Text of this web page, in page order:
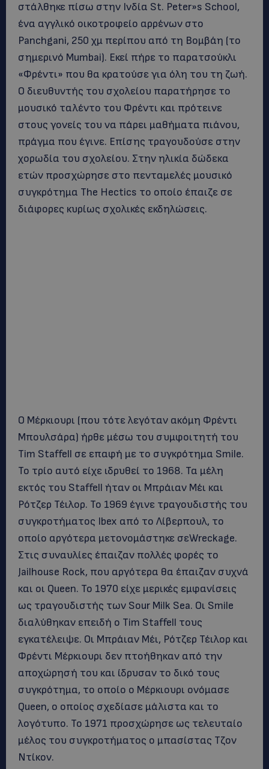
στάλθηκε πίσω στην Ινδία St. Peter»s School,
ένα αγγλικό οικοτροφείο αρρένων στο
Panchgani, 250 χμ περίπου από τη Βομβάη (το
σημερινό Mumbai). Εκεί πήρε το παρατσούκλι
«Φρέντι» που θα κρατούσε για όλη του τη ζωή.
Ο διευθυντής του σχολείου παρατήρησε το
μουσικό ταλέντο του Φρέντι και πρότεινε
στους γονείς του να πάρει μαθήματα πιάνου,
πράγμα που έγινε. Επίσης τραγουδούσε στην
χορωδία του σχολείου. Στην ηλικία δώδεκα
ετών προσχώρησε στο πενταμελές μουσικό
συγκρότημα The Hectics το οποίο έπαιζε σε
διάφορες κυρίως σχολικές εκδηλώσεις.
Ο Μέρκιουρι (που τότε λεγόταν ακόμη Φρέντι
Μπουλσάρα) ήρθε μέσω του συμφοιτητή του
Tim Staffell σε επαφή με το συγκρότημα Smile.
Το τρίο αυτό είχε ιδρυθεί το 1968. Τα μέλη
εκτός του Staffell ήταν οι Μπράιαν Μέι και
Ρότζερ Τέιλορ. Το 1969 έγινε τραγουδιστής του
συγκροτήματος Ibex από το Λίβερπουλ, το
οποίο αργότερα μετονομάστηκε σεWreckage.
Στις συναυλίες έπαιζαν πολλές φορές το
Jailhouse Rock, που αργότερα θα έπαιζαν συχνά
και οι Queen. Το 1970 είχε μερικές εμφανίσεις
ως τραγουδιστής των Sour Milk Sea. Οι Smile
διαλύθηκαν επειδή ο Tim Staffell τους
εγκατέλειψε. Οι Μπράιαν Μέι, Ρότζερ Τέιλορ και
Φρέντι Μέρκιουρι δεν πτοήθηκαν από την
αποχώρησή του και ίδρυσαν το δικό τους
συγκρότημα, το οποίο ο Μέρκιουρι ονόμασε
Queen, ο οποίος σχεδίασε μάλιστα και το
λογότυπο. Το 1971 προσχώρησε ως τελευταίο
μέλος του συγκροτήματος ο μπασίστας Τζον
Ντίκον.